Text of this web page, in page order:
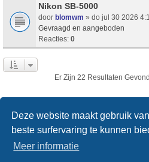
Deze website maakt gebruik
beste surfervaring te kunnen
Meer informatie
Nikon SB-5000
door blomwm » do jul 30 2026
Gevraagd en aangeboden
Reacties: 0
Er Zijn 22 Resultaten
Forum